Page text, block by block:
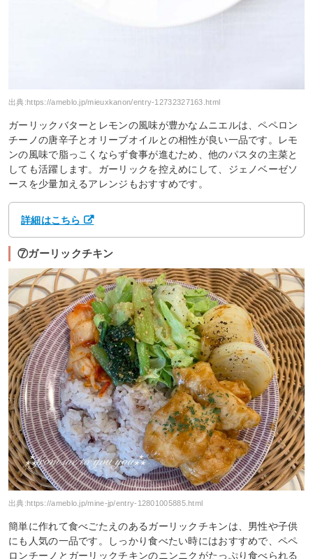
出典:https://ameblo.jp/mieuxkanon/entry-12732327163.html
ガーリックバターとレモンの風味が豊かなムニエルは、ペペロン
チーノの唐辛子とオリーブオイルとの相性が良い一品です。レモ
ンの風味で脂っこくならず食事が進むため、他のパスタの主菜と
しても活躍します。ガーリックを控えめにして、ジェノベーゼソ
ースを少量加えるアレンジもおすすめです。
詳細はこちら
⑦ガーリックチキン
出典: https://ameblo.jp/mine-jp/entry-12801005885.html
簡単に作れて食べごたえのあるガーリックチキンは、男性や子供
にも人気の一品です。しっかり食べたい時にはおすすめで、ペペ
ロンチーノとガーリックチキンのニンニクがたっぷり食べられる